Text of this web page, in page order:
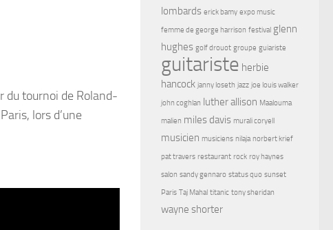
du tournoi de Roland-
lors d’une
lombards erick bamy expo music
femme de george harrison festival glenn
hughes golf drouot groupe guiariste
guitariste herbie
hancock janny loseth jazz joe louis walker
john coghlan luther allison Maalouma
malien miles davis murali coryell
musicien musiciens nilaja norbert krief
pat travers restaurant rock roy haynes
salon sandy gennaro status quo sunset
Paris Taj Mahal titanic tony sheridan
wayne shorter